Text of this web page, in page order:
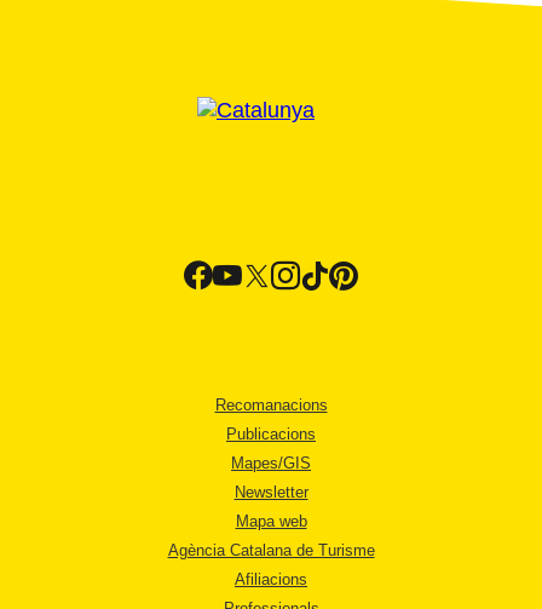
Recomanacions
Publicacions
Mapes/GIS
Newsletter
Mapa web
Agència Catalana de Turisme
Afiliacions